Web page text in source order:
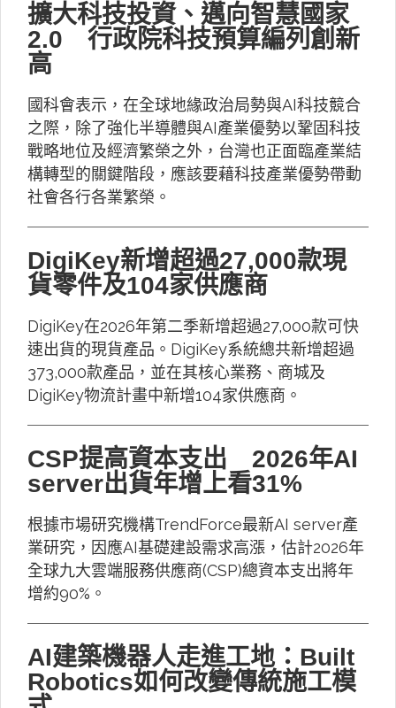
擴大科技投資、邁向智慧國家
2.0 行政院科技預算編列創新
高
國科會表示，在全球地緣政治局勢與AI科技競合
之際，除了強化半導體與AI產業優勢以鞏固科技
戰略地位及經濟繁榮之外，台灣也正面臨產業結
構轉型的關鍵階段，應該要藉科技產業優勢帶動
社會各行各業繁榮。
DigiKey新增超過27,000款現
貨零件及104家供應商
DigiKey在2026年第二季新增超過27,000款可快
速出貨的現貨產品。DigiKey系統總共新增超過
373,000款產品，並在其核心業務、商城及
DigiKey物流計畫中新增104家供應商。
CSP提高資本支出 2026年AI
server出貨年增上看31%
根據市場研究機構TrendForce最新AI server產
業研究，因應AI基礎建設需求高漲，估計2026年
全球九大雲端服務供應商(CSP)總資本支出將年
增約90%。
AI建築機器人走進工地：Built
Robotics如何改變傳統施工模